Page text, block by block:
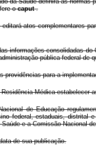
ocaput.
atos complementares
informações consolidadas
pública federal de
providências para a
Médica estabelecer
de Educação
federal, estaduais, distrital
e a Comissão Nacional
de sua publicação.